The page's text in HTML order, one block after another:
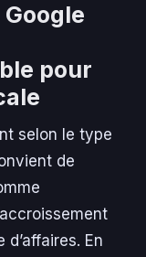
pour
selon le type
de
En